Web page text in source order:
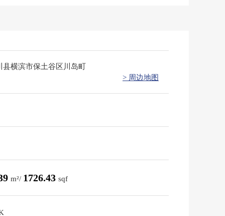
县横滨市保土谷区川岛町
> 周边地图
m²/ 1726.43 sqf